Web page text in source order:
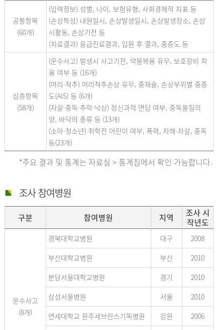
공통항목
(60개)
(입력정보) 성별, 나이, 보험유형, 사회경제적 지표 등
(손상특성) 내원일시, 손상발생일시, 손상발생장소, 손상
시활동, 손상기전 등
(치료결과) 응급진료결과, 입원 후 결과, 중증도 등
심층항목
(58개)
(운수사고) 발생시 사고기전, 약물복용 유무, 보호장비 착
용 여부 등 (16개)
(머리·척추) 머리척추손상 유무, 중재술, 손상부위별 중증
도(AIS) 등 (6개)
(자살·중독·추락·낙상) 정신과적 면담 여부, 중독물질의
양, 바닥의 종류 등 (13개)
(소아·청소년) 취학전 어린이 여부, 폭력, 자해·자살, 중독
등(23개)
*주요 결과 및 통계는 자료실 > 통계집에서 확인 가능합니다.
조사 참여병원
구분 참여병원 지역
조사 시
작년도
운수사고
(8개)
경북대학교병원 대구
2008
부산대학교병원
부산
2010
분당서울대학교병원
경기
2010
삼성서울병원
서울
2010
연세대학교 원주세브란스기독병원
강원
2006